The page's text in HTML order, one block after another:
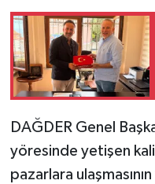
DAĞDER Genel
yöresinde yetişen
pazarlara